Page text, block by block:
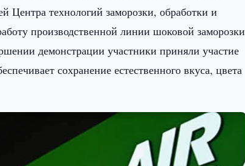
технологий заморозки, обработки и
производственной линии шоковой заморозки
демонстрации участники приняли участие
сохранение естественного вкуса, цвета